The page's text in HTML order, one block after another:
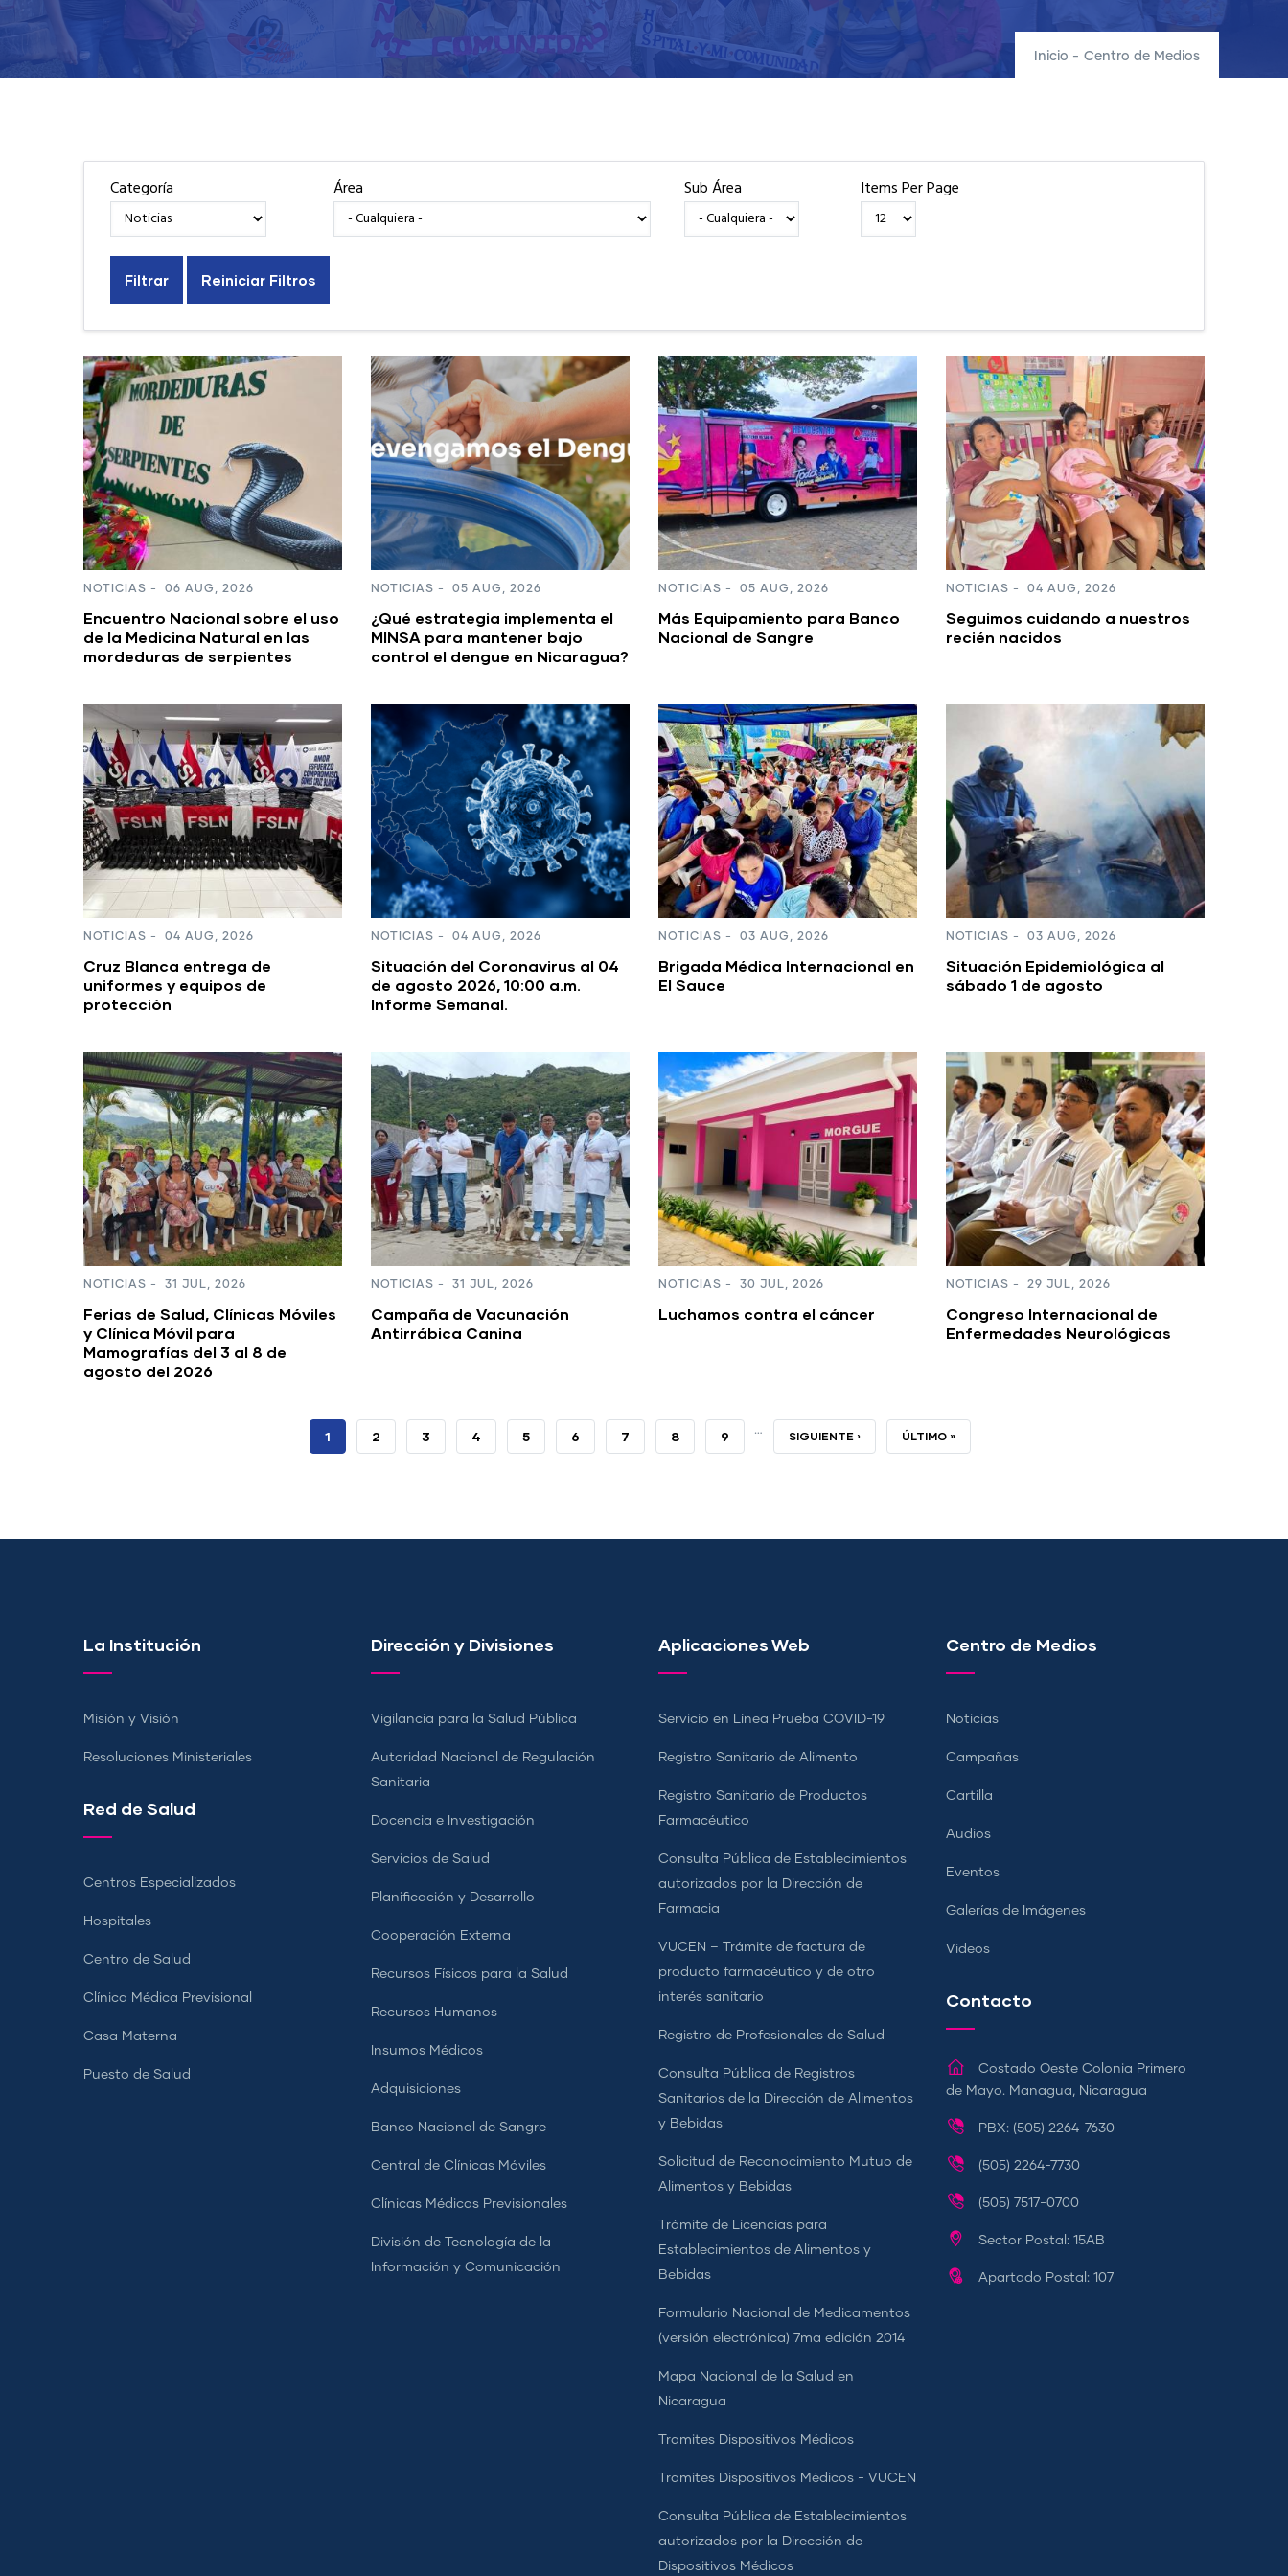
Inicio - Centro de Medios
Categoría Área Sub Área Items Per Page
NOTICIAS - 06 AUG, 2026
Encuentro Nacional sobre el uso
de la Medicina Natural en las
mordeduras de serpientes
NOTICIAS - 05 AUG, 2026
¿Qué estrategia implementa el
MINSA para mantener bajo
control el dengue en Nicaragua?
NOTICIAS - 05 AUG, 2026
Más Equipamiento para Banco
Nacional de Sangre
NOTICIAS - 04 AUG, 2026
Seguimos cuidando a nuestros
recién nacidos
NOTICIAS - 04 AUG, 2026
Cruz Blanca entrega de
uniformes y equipos de
protección
NOTICIAS - 04 AUG, 2026
Situación del Coronavirus al 04
de agosto 2026, 10:00 a.m.
Informe Semanal.
NOTICIAS - 03 AUG, 2026
Brigada Médica Internacional en
El Sauce
NOTICIAS - 03 AUG, 2026
Situación Epidemiológica al
sábado 1 de agosto
NOTICIAS - 31 JUL, 2026
Ferias de Salud, Clínicas Móviles
y Clínica Móvil para
Mamografías del 3 al 8 de
agosto del 2026
NOTICIAS - 31 JUL, 2026
Campaña de Vacunación
Antirrábica Canina
NOTICIAS - 30 JUL, 2026
Luchamos contra el cáncer
NOTICIAS - 29 JUL, 2026
Congreso Internacional de
Enfermedades Neurológicas
PÁGINA
1 PAGE
2 PAGE
3 PAGE
4 PAGE
5 PAGE
6 PAGE
7 PAGE
8 PAGE
9 … SIGUIENTE
SIGUIENTE › ÚLTIMA
ÚLTIMO »
La Institución
Misión y Visión
Resoluciones Ministeriales
Red de Salud
Centros Especializados
Hospitales
Centro de Salud
Clínica Médica Previsional
Casa Materna
Puesto de Salud
Dirección y Divisiones
Vigilancia para la Salud Pública
Autoridad Nacional de Regulación
Sanitaria
Docencia e Investigación
Servicios de Salud
Planificación y Desarrollo
Cooperación Externa
Recursos Físicos para la Salud
Recursos Humanos
Insumos Médicos
Adquisiciones
Banco Nacional de Sangre
Central de Clínicas Móviles
Clínicas Médicas Previsionales
División de Tecnología de la
Información y Comunicación
Aplicaciones Web
Servicio en Línea Prueba COVID-19
Registro Sanitario de Alimento
Registro Sanitario de Productos
Farmacéutico
Consulta Pública de Establecimientos
autorizados por la Dirección de
Farmacia
VUCEN – Trámite de factura de
producto farmacéutico y de otro
interés sanitario
Registro de Profesionales de Salud
Consulta Pública de Registros
Sanitarios de la Dirección de Alimentos
y Bebidas
Solicitud de Reconocimiento Mutuo de
Alimentos y Bebidas
Trámite de Licencias para
Establecimientos de Alimentos y
Bebidas
Formulario Nacional de Medicamentos
(versión electrónica) 7ma edición 2014
Mapa Nacional de la Salud en
Nicaragua
Tramites Dispositivos Médicos
Tramites Dispositivos Médicos - VUCEN
Consulta Pública de Establecimientos
autorizados por la Dirección de
Dispositivos Médicos
Centro de Medios
Noticias
Campañas
Cartilla
Audios
Eventos
Galerías de Imágenes
Videos
Contacto
Costado Oeste Colonia Primero
de Mayo. Managua, Nicaragua
PBX: (505) 2264-7630
(505) 2264-7730
(505) 7517-0700
Sector Postal: 15AB
Apartado Postal: 107